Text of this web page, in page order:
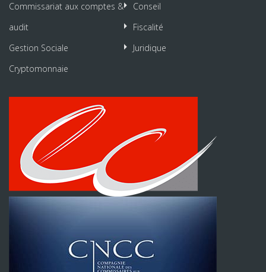
Commissariat aux comptes &
audit
Conseil
Fiscalité
Gestion Sociale
Juridique
Cryptomonnaie